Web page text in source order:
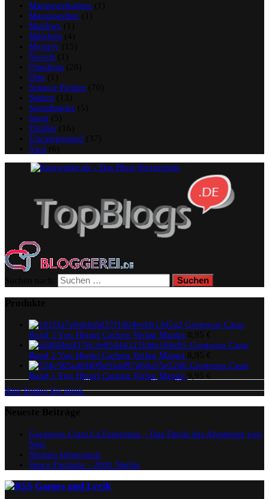
Mangawebseiten
Mangawelten
Manhwa
Märchen
Mystery
Novels
Oneshots
Orte
Science Fiction
Seinen
Soundtracks
Sport
Thriller
Uncategorized
Yaoi
Gorgeous Carat
Band 3 You Higuri Carlsen Verlag Manga
Gorgeous Carat
Band 2 You Higuri Carlsen Verlag Manga
Gorgeous Carat
Band 1 You Higuri Carlsen Verlag Manga
Hier finden Sie mehr.
Gorgeous Carat La Esperanza – Das Finale der Abenteuer von
Noir
Shotaro Ishinomori
Space Fantasia – 2001 Nights
Games und Lyrik